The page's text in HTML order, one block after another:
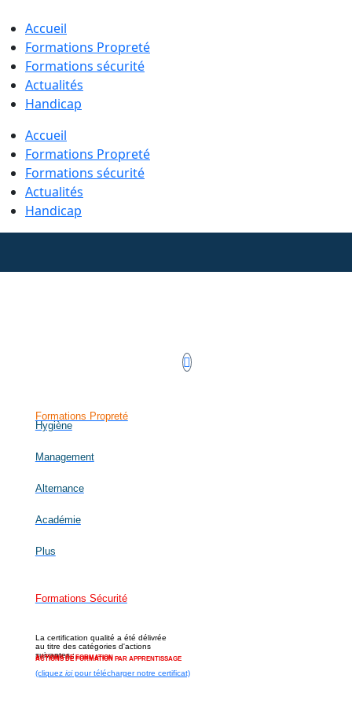
to
content
Accueil
Formations Propreté
Formations sécurité
Actualités
Handicap
Accueil
Formations Propreté
Formations sécurité
Actualités
Handicap
Formations Propreté
Hygiène
Management
Alternance
Académie
Plus
Formations Sécurité
La certification qualité a été délivrée
au titre des catégories d'actions
suivantes :
ACTIONS DE FORMATION
ACTIONS DE FORMATION PAR APPRENTISSAGE
(cliquez icipour télécharger notre certificat)